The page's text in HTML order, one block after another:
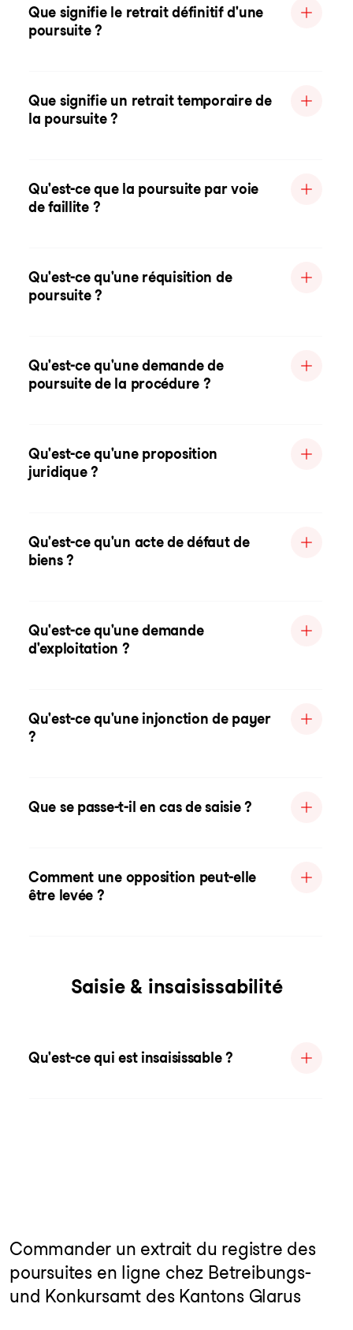
Que signifie le retrait définitif d'une
poursuite ?
Que signifie un retrait temporaire de
la poursuite ?
Qu'est-ce que la poursuite par voie
de faillite ?
Qu'est-ce qu'une réquisition de
poursuite ?
Qu'est-ce qu'une demande de
poursuite de la procédure ?
Qu'est-ce qu'une proposition
juridique ?
Qu'est-ce qu'un acte de défaut de
biens ?
Qu'est-ce qu'une demande
d'exploitation ?
Qu'est-ce qu'une injonction de payer
?
Que se passe-t-il en cas de saisie ?
Comment une opposition peut-elle
être levée ?
Saisie & insaisissabilité
Qu'est-ce qui est insaisissable ?
Commander un extrait du registre des
poursuites en ligne chez Betreibungs-
und Konkursamt des Kantons Glarus